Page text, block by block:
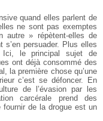
quand elles parlent de
ne sont pas exemptes
autre » répètent-elles de
persuader. Plus elles
Ici, le principal sujet de
ont déjà consommé des
la première chose qu’une
c’est se défoncer. En
de l’évasion par les
carcérale prend des
de la drogue est un